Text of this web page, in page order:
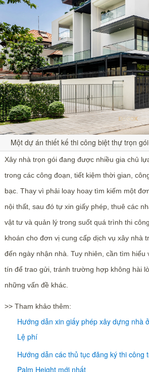
Một dự án thiết kế thi công biệt thự trọn
Xây nhà trọn gói đang được nhiều gia chủ
trong các công đoạn, tiết kiệm thời gian,
bạc. Thay vì phải loay hoay tìm kiếm một
nội thất, sau đó tự xin giấy phép, thuê các
vật tư và quản lý trong suốt quá trình thi
khoán cho đơn vị cung cấp dịch vụ xây nhà
đến ngày nhận nhà. Tuy nhiên, cần tìm hiểu
tín để trao gửi, tránh trường hợp không hài
những vấn đề khác.
>> Tham khảo thêm:
Hướng dẫn xin giấy phép xây dựng nhà
Lệ phí
Hướng dẫn các thủ tục đăng ký thi công
Palm Height mới nhất